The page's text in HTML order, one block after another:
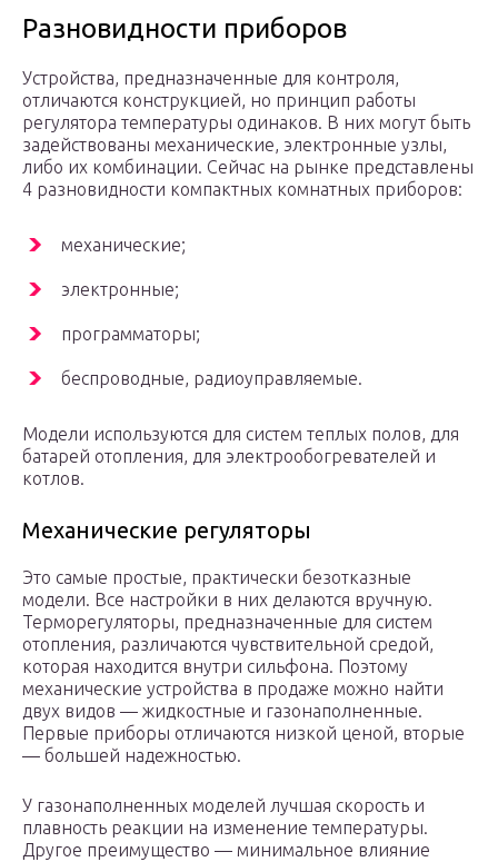
Разновидности приборов
Устройства, предназначенные для контроля,
отличаются конструкцией, но принцип работы
регулятора температуры одинаков. В них могут быть
задействованы механические, электронные узлы,
либо их комбинации. Сейчас на рынке представлены
4 разновидности компактных комнатных приборов:
механические;
электронные;
программаторы;
беспроводные, радиоуправляемые.
Модели используются для систем теплых полов, для
батарей отопления, для электрообогревателей и
котлов.
Механические регуляторы
Это самые простые, практически безотказные
модели. Все настройки в них делаются вручную.
Терморегуляторы, предназначенные для систем
отопления, различаются чувствительной средой,
которая находится внутри сильфона. Поэтому
механические устройства в продаже можно найти
двух видов — жидкостные и газонаполненные.
Первые приборы отличаются низкой ценой, вторые
— большей надежностью.
У газонаполненных моделей лучшая скорость и
плавность реакции на изменение температуры.
Другое преимущество — минимальное влияние